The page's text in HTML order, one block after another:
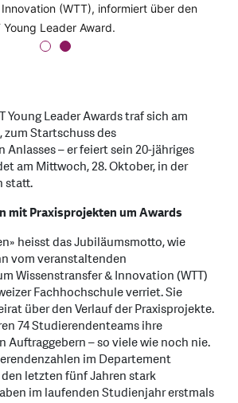
im Kantonsratssaal.
(WTT), informiert über den
Leader Award.
Young Leader Awards traf sich am
zum Startschuss des
– er feiert sein 20-jähriges
am Mittwoch, 28. Oktober, in der
statt.
mit Praxisprojekten um Awards
heisst das Jubiläumsmotto, wie
vom veranstaltenden
Wissenstransfer & Innovation (WTT)
Fachhochschule verriet. Sie
über den Verlauf der Praxisprojekte.
74 Studierendenteams ihre
Auftraggebern – so viele wie noch nie.
im Departement
letzten fünf Jahren stark
im laufenden Studienjahr erstmals